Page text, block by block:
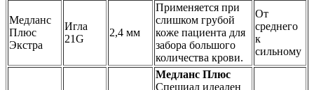
Медланс
Плюс
Экстра
Игла
21G
2,4 мм
Применяется при
слишком грубой
коже пациента для
забора большого
количества крови.
От
среднего
к
сильному
Медланс Плюс
Спешиал идеален